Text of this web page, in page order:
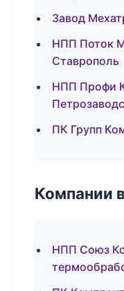
Завод
НПП Поток
Ставрополь
НПП Профи
ПК Групп
Компании
НПП Союз